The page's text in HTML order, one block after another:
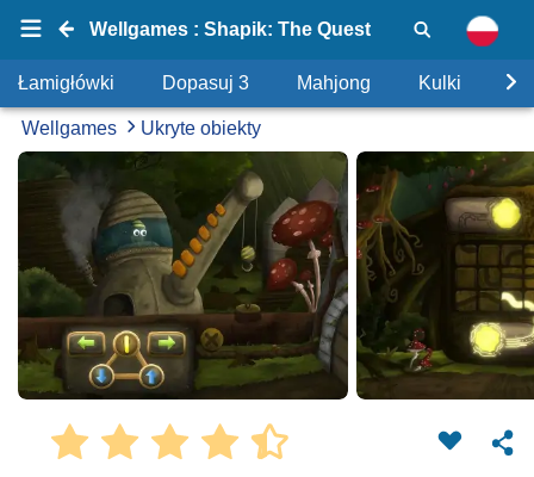
Wellgames : Shapik: The Quest
Łamigłówki Dopasuj 3 Mahjong Kulki
Wellgames Ukryte obiekty